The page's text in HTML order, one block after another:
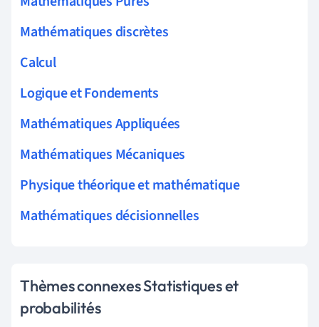
Mathématiques discrètes
Calcul
Logique et Fondements
Mathématiques Appliquées
Mathématiques Mécaniques
Physique théorique et mathématique
Mathématiques décisionnelles
Thèmes connexes Statistiques et
probabilités